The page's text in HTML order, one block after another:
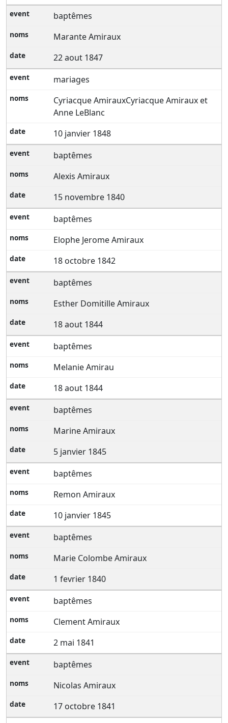
baptêmes
Marante Amiraux
22 aout 1847
mariages
Cyriacque AmirauxCyriacque Amiraux et
Anne LeBlanc
10 janvier 1848
baptêmes
Alexis Amiraux
15 novembre 1840
baptêmes
Elophe Jerome Amiraux
18 octobre 1842
baptêmes
Esther Domitille Amiraux
18 aout 1844
baptêmes
Melanie Amirau
18 aout 1844
baptêmes
Marine Amiraux
5 janvier 1845
baptêmes
Remon Amiraux
10 janvier 1845
baptêmes
Marie Colombe Amiraux
1 fevrier 1840
baptêmes
Clement Amiraux
2 mai 1841
baptêmes
Nicolas Amiraux
17 octobre 1841